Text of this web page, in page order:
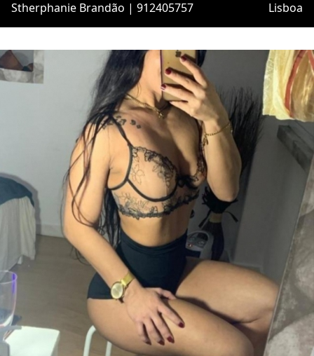
Stherphanie Brandão | 912405757 Lisboa